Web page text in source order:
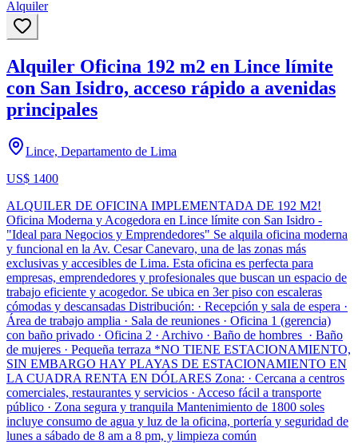
Alquiler
Alquiler Oficina 192 m2 en Lince límite
con San Isidro, acceso rápido a avenidas
principales
Lince, Departamento de Lima
US$ 1400
ALQUILER DE OFICINA IMPLEMENTADA DE 192 M2!
Oficina Moderna y Acogedora en Lince límite con San Isidro -
"Ideal para Negocios y Emprendedores" Se alquila oficina moderna
y funcional en la Av. Cesar Canevaro, una de las zonas más
exclusivas y accesibles de Lima. Esta oficina es perfecta para
empresas, emprendedores y profesionales que buscan un espacio de
trabajo eficiente y acogedor. Se ubica en 3er piso con escaleras
cómodas y descansadas Distribución: · Recepción y sala de espera ·
Área de trabajo amplia · Sala de reuniones · Oficina 1 (gerencia)
con baño privado · Oficina 2 · Archivo · Baño de hombres · Baño
de mujeres · Pequeña terraza *NO TIENE ESTACIONAMIENTO,
SIN EMBARGO HAY PLAYAS DE ESTACIONAMIENTO EN
LA CUADRA RENTA EN DÓLARES Zona: · Cercana a centros
comerciales, restaurantes y servicios · Acceso fácil a transporte
público · Zona segura y tranquila Mantenimiento de 1800 soles
incluye consumo de agua y luz de la oficina, portería y seguridad de
lunes a sábado de 8 am a 8 pm, y limpieza común